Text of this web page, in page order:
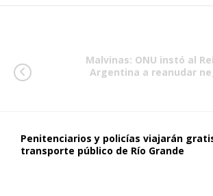
Malvinas: ONU instó al
Argentina a reanudar
Penitenciarios y policías viajarán
transporte público de Río Grande